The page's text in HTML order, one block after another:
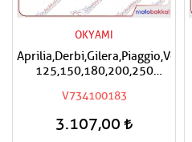
OKYAMI
Aprilia,Derbi,Gilera,Piaggio,Vespa
125,150,180,200,250
V734100183
3.107,00